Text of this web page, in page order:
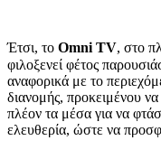
Έτσι, το Omni TV, στο
φιλοξενεί φέτος
αναφορικά με το
διανομής, προκειμένου
πλέον τα μέσα για να
ελευθερία, ώστε να